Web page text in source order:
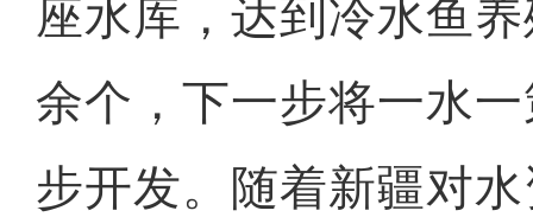
座水库，达到冷水鱼
余个，下一步将一水
步开发。随着新疆对